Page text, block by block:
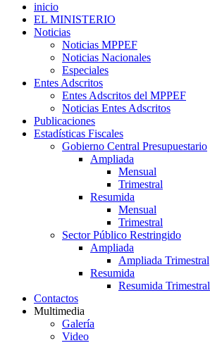
inicio
EL MINISTERIO
Noticias
Noticias MPPEF
Noticias Nacionales
Especiales
Entes Adscritos
Entes Adscritos del MPPEF
Noticias Entes Adscritos
Publicaciones
Estadísticas Fiscales
Gobierno Central Presupuestario
Ampliada
Mensual
Trimestral
Resumida
Mensual
Trimestral
Sector Público Restringido
Ampliada
Ampliada Trimestral
Resumida
Resumida Trimestral
Contactos
Multimedia
Galería
Video